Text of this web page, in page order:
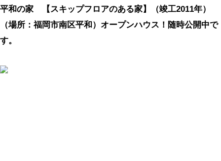
平和の家 【スキップフロアのある家】（竣工2011年）
（場所：福岡市南区平和）オープンハウス！随時公開中で
す。